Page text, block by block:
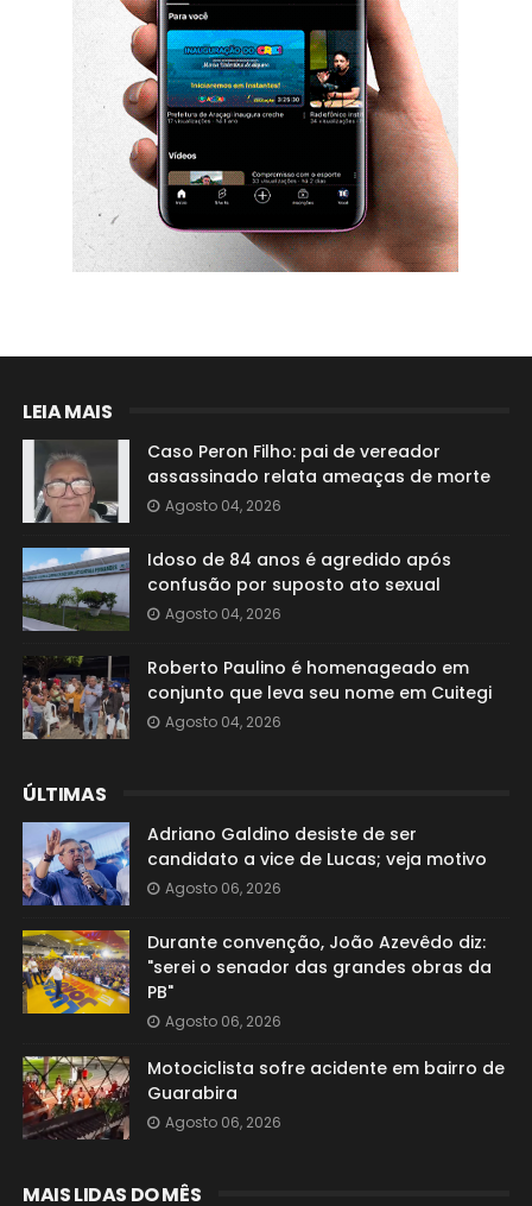
LEIA MAIS
Caso Peron Filho: pai de vereador
assassinado relata ameaças de morte
Agosto 04, 2026
Idoso de 84 anos é agredido após
confusão por suposto ato sexual
Agosto 04, 2026
Roberto Paulino é homenageado em
conjunto que leva seu nome em Cuitegi
Agosto 04, 2026
ÚLTIMAS
Adriano Galdino desiste de ser
candidato a vice de Lucas; veja motivo
Agosto 06, 2026
Durante convenção, João Azevêdo diz:
"serei o senador das grandes obras da
PB"
Agosto 06, 2026
Motociclista sofre acidente em bairro de
Guarabira
Agosto 06, 2026
MAIS LIDAS DO MÊS